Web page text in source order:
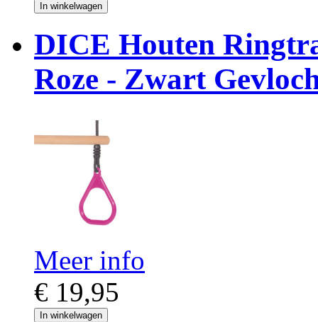
In winkelwagen
DICE Houten
Roze - Zwart
Meer info
€ 19,95
In winkelwagen